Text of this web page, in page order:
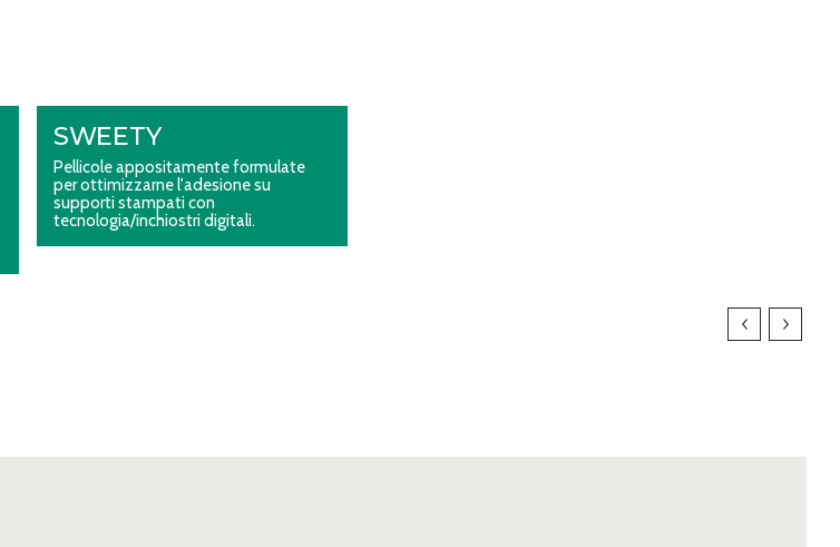
SWEETY
Pellicole appositamente formulate
per ottimizzarne l'adesione su
supporti stampati con
tecnologia/inchiostri digitali.